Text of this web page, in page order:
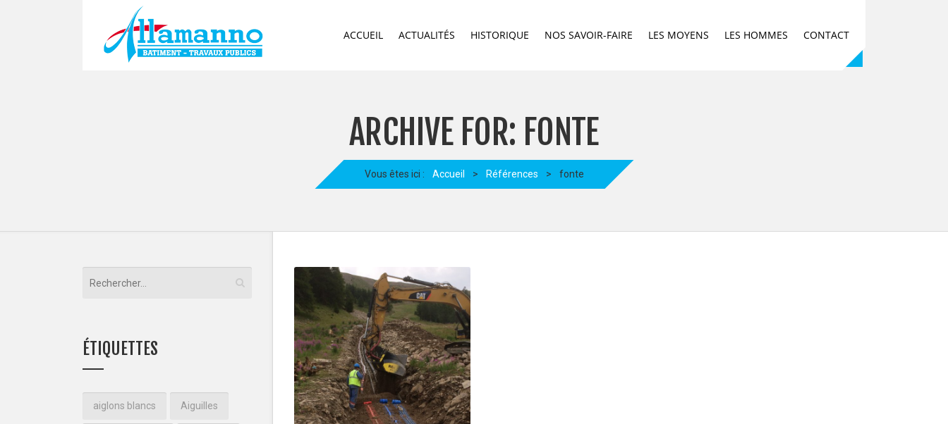
ACCUEIL ACTUALITÉS HISTORIQUE NOS SAVOIR-FAIRE LES MOYENS LES HOMMES CONTACT
ARCHIVE FOR: FONTE
Vous êtes ici : Accueil > Références > fonte
ÉTIQUETTES
aiglons blancs Aiguilles